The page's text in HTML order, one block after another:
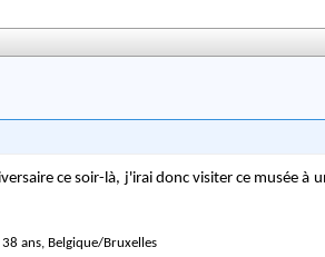
ce soir-là, j'irai donc visiter ce musée à
38 ans, Belgique/Bruxelles